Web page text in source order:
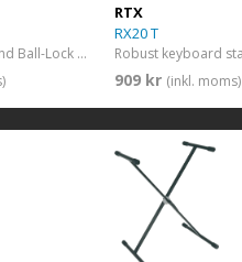
Double keyboard stand Ball-Lock titanium
RTX
RX20 T
909 kr (inkl. moms)